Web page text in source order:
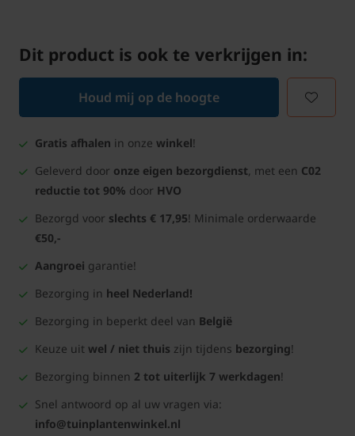
Dit product is ook te verkrijgen in:
Houd mij op de hoogte
Gratis afhalen in onze winkel!
Geleverd door onze eigen bezorgdienst, met een C02
reductie tot 90% door HVO
Bezorgd voor slechts € 17,95! Minimale orderwaarde
€50,-
Aangroei garantie!
Bezorging in heel Nederland!
Bezorging in beperkt deel van België
Keuze uit wel / niet thuis zijn tijdens bezorging!
Bezorging binnen 2 tot uiterlijk 7 werkdagen!
Snel antwoord op al uw vragen via:
info@tuinplantenwinkel.nl